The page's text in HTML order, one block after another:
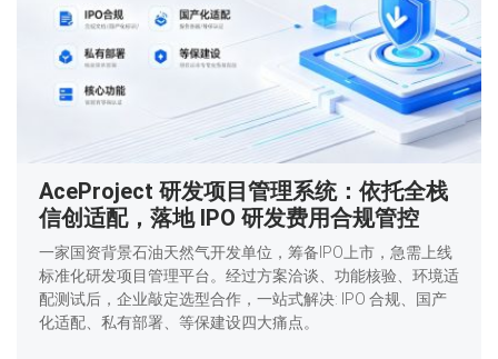
AceProject 研发项目管理系统：依托全栈
信创适配，落地 IPO 研发费用合规管控
一家国资背景石油天然气开发单位，筹备IPO上市，急需上线
标准化研发项目管理平台。经过方案洽谈、功能核验、环境适
配测试后，企业敲定选型合作，一站式解决: IPO 合规、国产
化适配、私有部署、等保建设四大痛点。